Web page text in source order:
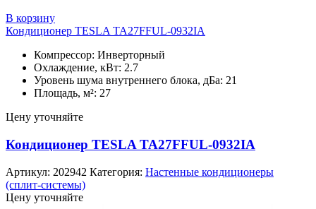
В корзину
Кондиционер TESLA TA27FFUL-0932IA
Компрессор: Инверторный
Охлаждение, кВт: 2.7
Уровень шума внутреннего блока, дБа: 21
Площадь, м²: 27
Цену уточняйте
Кондиционер TESLA TA27FFUL-0932IA
Артикул: 202942 Категория: Настенные кондиционеры
(сплит-системы)
Цену уточняйте